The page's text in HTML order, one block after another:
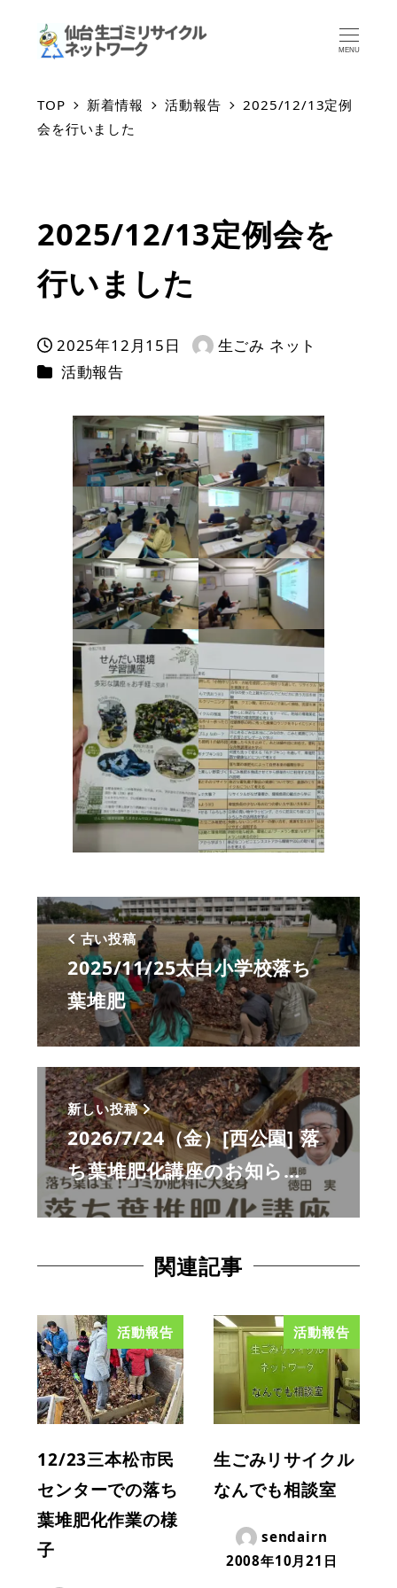
MENU
TOP 新着情報 活動報告
2025/12/13定例
会を行いました
2025/12/13定例会を
行いました
投稿日
2025年12月15日
著
生ごみ ネット
カテゴリー
活動報告
古い投稿
2025/11/25太白小学校落ち
葉堆肥
新しい投稿
2026/7/24（金）[西公園] 落
ち葉堆肥化講座のお知ら…
関連記事
活動報告
12/23三本松市民
センターでの落ち
葉堆肥化作業の様
子
活動報告
生ごみリサイクル
なんでも相談室
sendairn
2008年10月21日